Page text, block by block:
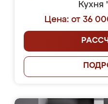
Кухня
Цена: от 36